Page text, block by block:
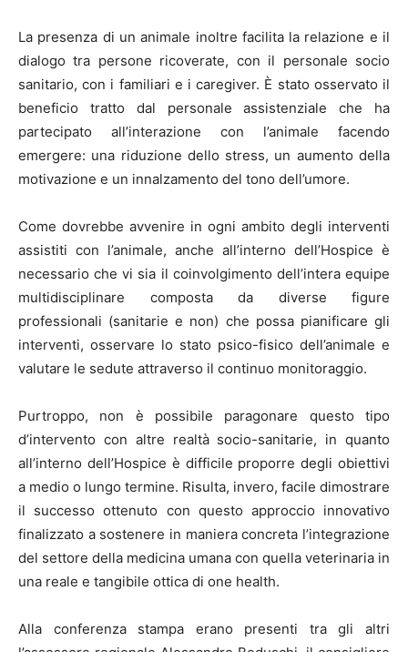
La presenza di un animale inoltre facilita la relazione e il
dialogo tra persone ricoverate, con il personale socio
sanitario, con i familiari e i caregiver. È stato osservato il
beneficio tratto dal personale assistenziale che ha
partecipato all’interazione con l’animale facendo
emergere: una riduzione dello stress, un aumento della
motivazione e un innalzamento del tono dell’umore.
Come dovrebbe avvenire in ogni ambito degli interventi
assistiti con l’animale, anche all’interno dell’Hospice è
necessario che vi sia il coinvolgimento dell’intera equipe
multidisciplinare composta da diverse figure
professionali (sanitarie e non) che possa pianificare gli
interventi, osservare lo stato psico-fisico dell’animale e
valutare le sedute attraverso il continuo monitoraggio.
Purtroppo, non è possibile paragonare questo tipo
d’intervento con altre realtà socio-sanitarie, in quanto
all’interno dell’Hospice è difficile proporre degli obiettivi
a medio o lungo termine. Risulta, invero, facile dimostrare
il successo ottenuto con questo approccio innovativo
finalizzato a sostenere in maniera concreta l’integrazione
del settore della medicina umana con quella veterinaria in
una reale e tangibile ottica di one health.
Alla conferenza stampa erano presenti tra gli altri